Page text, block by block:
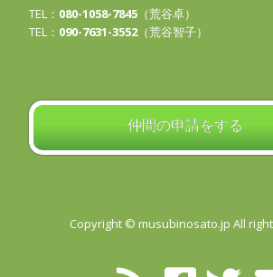
TEL： 080-1058-7845 （荒谷卓）
TEL： 090-7631-3552（荒谷智子）
仲間の申請をする
Copyright © musubinosato.jp All